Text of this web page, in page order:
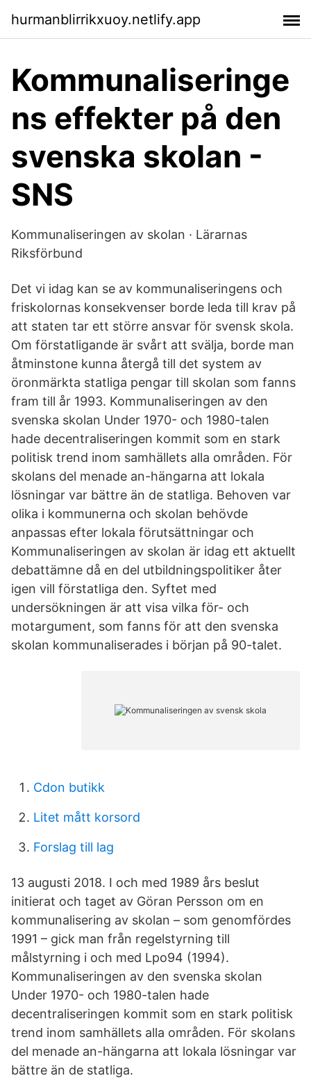
hurmanblirrikxuoy.netlify.app
Kommunaliseringe
ns effekter på den
svenska skolan -
SNS
Kommunaliseringen av skolan · Lärarnas
Riksförbund
Det vi idag kan se av kommunaliseringens och
friskolornas konsekvenser borde leda till krav på
att staten tar ett större ansvar för svensk skola.
Om förstatligande är svårt att svälja, borde man
åtminstone kunna återgå till det system av
öronmärkta statliga pengar till skolan som fanns
fram till år 1993. Kommunaliseringen av den
svenska skolan Under 1970- och 1980-talen
hade decentraliseringen kommit som en stark
politisk trend inom samhällets alla områden. För
skolans del menade an-hängarna att lokala
lösningar var bättre än de statliga. Behoven var
olika i kommunerna och skolan behövde
anpassas efter lokala förutsättningar och
Kommunaliseringen av skolan är idag ett aktuellt
debattämne då en del utbildningspolitiker åter
igen vill förstatliga den. Syftet med
undersökningen är att visa vilka för- och
motargument, som fanns för att den svenska
skolan kommunaliserades i början på 90-talet.
Cdon butikk
Litet mått korsord
Forslag till lag
13 augusti 2018. I och med 1989 års beslut
initierat och taget av Göran Persson om en
kommunalisering av skolan – som genomfördes
1991 – gick man från regelstyrning till
målstyrning i och med Lpo94 (1994).
Kommunaliseringen av den svenska skolan
Under 1970- och 1980-talen hade
decentraliseringen kommit som en stark politisk
trend inom samhällets alla områden. För skolans
del menade an-hängarna att lokala lösningar var
bättre än de statliga.